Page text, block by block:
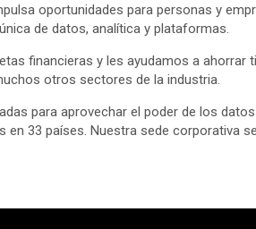
oportunidades para personas y
de datos, analítica y plataformas.
financieras y les ayudamos a
otros sectores de la industria.
para aprovechar el poder de los
33 países. Nuestra sede corporativa